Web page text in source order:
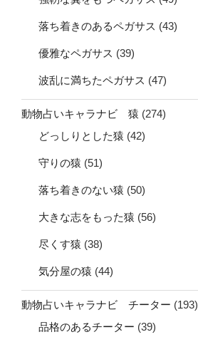
落ち着きのあるペガサス (43)
優雅なペガサス (39)
波乱に満ちたペガサス (47)
動物占いキャラナビ 猿 (274)
どっしりとした猿 (42)
守りの猿 (51)
落ち着きのない猿 (50)
大きな志をもった猿 (56)
尽くす猿 (38)
気分屋の猿 (44)
動物占いキャラナビ チーター (193)
品格のあるチーター (39)